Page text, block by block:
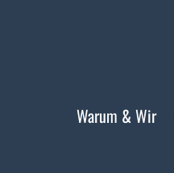
Warum & Wir